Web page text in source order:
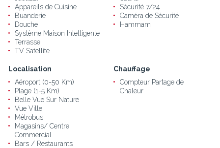
Appareils de Cuisine
Buanderie
Douche
Système Maison Intelligente
Terrasse
TV Satellite
Sécurité 7/24
Caméra de Sécurité
Hammam
Localisation
Aéroport (0-50 Km)
Plage (1-5 Km)
Belle Vue Sur Nature
Vue Ville
Métrobus
Magasins/ Centre
Commercial
Bars / Restaurants
Chauffage
Compteur Partage de
Chaleur